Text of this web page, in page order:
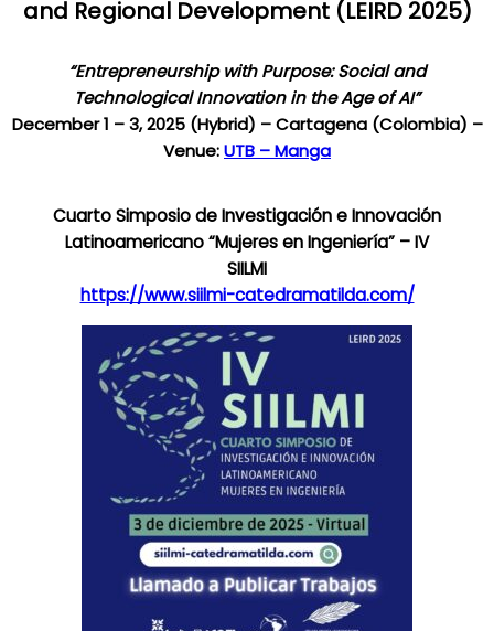
and Regional Development (LEIRD 2025)
“Entrepreneurship with Purpose: Social and
Technological Innovation in the Age of AI”
December 1 – 3, 2025 (Hybrid) – Cartagena (Colombia) –
Venue:UTB – Manga
Cuarto Simposio de Investigación e Innovación
Latinoamericano “Mujeres en Ingeniería” – IV
SIILMI
https://www.siilmi-catedramatilda.com/